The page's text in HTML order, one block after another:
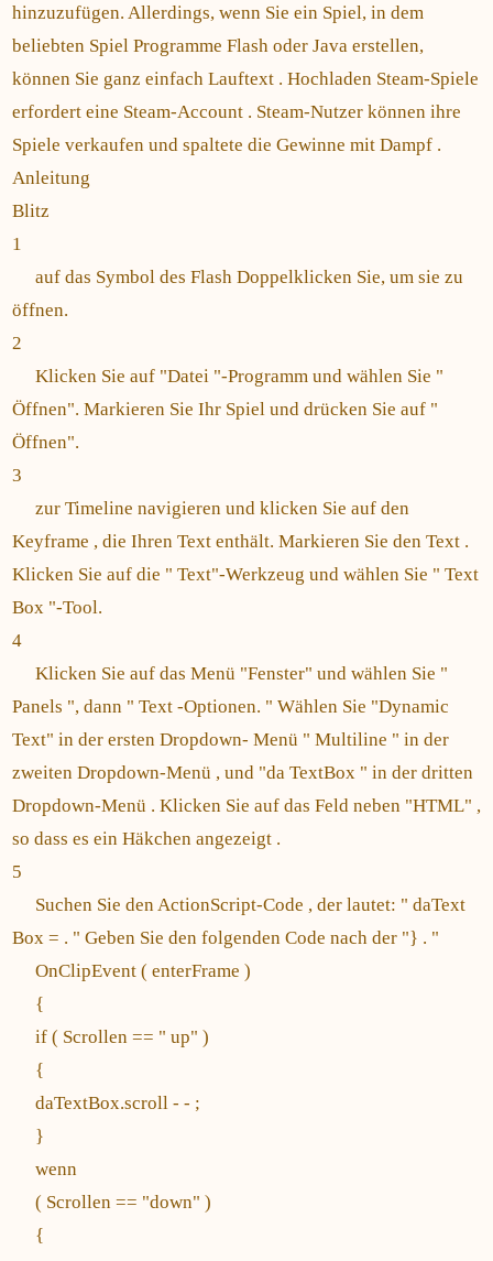
hinzuzufügen. Allerdings, wenn Sie ein Spiel, in dem
beliebten Spiel Programme Flash oder Java erstellen,
können Sie ganz einfach Lauftext . Hochladen Steam-Spiele
erfordert eine Steam-Account . Steam-Nutzer können ihre
Spiele verkaufen und spaltete die Gewinne mit Dampf .
Anleitung
Blitz
1
auf das Symbol des Flash Doppelklicken Sie, um sie zu
öffnen.
2
Klicken Sie auf "Datei "-Programm und wählen Sie "
Öffnen". Markieren Sie Ihr Spiel und drücken Sie auf "
Öffnen".
3
zur Timeline navigieren und klicken Sie auf den
Keyframe , die Ihren Text enthält. Markieren Sie den Text .
Klicken Sie auf die " Text"-Werkzeug und wählen Sie " Text
Box "-Tool.
4
Klicken Sie auf das Menü "Fenster" und wählen Sie "
Panels ", dann " Text -Optionen. " Wählen Sie "Dynamic
Text" in der ersten Dropdown- Menü " Multiline " in der
zweiten Dropdown-Menü , und "da TextBox " in der dritten
Dropdown-Menü . Klicken Sie auf das Feld neben "HTML" ,
so dass es ein Häkchen angezeigt .
5
Suchen Sie den ActionScript-Code , der lautet: " daText
Box = . " Geben Sie den folgenden Code nach der "} . "
OnClipEvent ( enterFrame )
{
if ( Scrollen == " up" )
{
daTextBox.scroll - - ​​;
}
wenn
( Scrollen == "down" )
{